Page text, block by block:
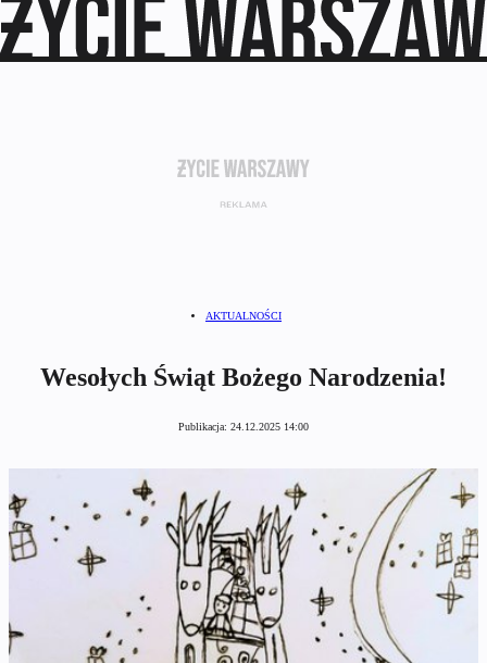
AKTUALNOŚCI
Wesołych Świąt Bożego Narodzenia!
Publikacja: 24.12.2025 14:00